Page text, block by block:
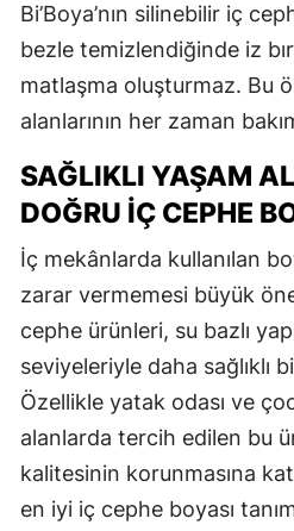
Bi’Boya’nın silinebilir iç
bezle temizlendiğinde iz
matlaşma oluşturmaz. Bu
alanlarının her zaman
SAĞLIKLI YAŞAM
DOĞRU İÇ CEPHE
İç mekânlarda kullanılan
zarar vermemesi büyük
cephe ürünleri, su bazlı
seviyeleriyle daha sağlıklı
Özellikle yatak odası ve
alanlarda tercih edilen bu
kalitesinin korunmasına
en iyi iç cephe boyası